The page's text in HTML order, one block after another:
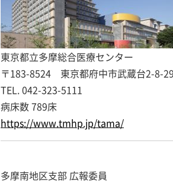
東京都立多摩総合医療センター
〒183-8524 東京都府中市武蔵台2-8-
TEL. 042-323-5111
病床数 789床
https://www.tmhp.jp/tama/
多摩南地区支部 広報委員